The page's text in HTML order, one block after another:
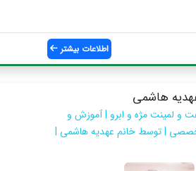
اطلاعات بیشتر
هاشمی
لمینت مژه و ابرو | آموزش و
| توسط خانم عهدیه هاشمی |